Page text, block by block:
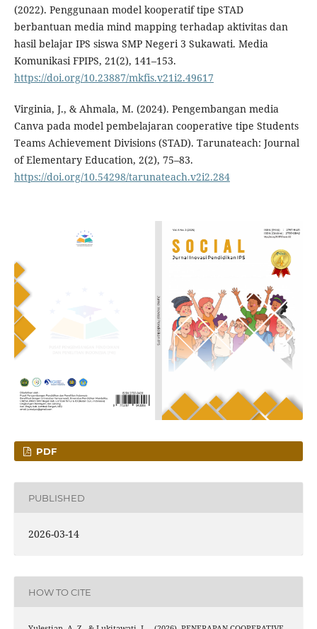
(2022). Penggunaan model kooperatif tipe STAD
berbantuan media mind mapping terhadap aktivitas dan
hasil belajar IPS siswa SMP Negeri 3 Sukawati. Media
Komunikasi FPIPS, 21(2), 141–153.
https://doi.org/10.23887/mkfis.v21i2.49617
Virginia, J., & Ahmala, M. (2024). Pengembangan media
Canva pada model pembelajaran cooperative tipe Students
Teams Achievement Divisions (STAD). Tarunateach: Journal
of Elementary Education, 2(2), 75–83.
https://doi.org/10.54298/tarunateach.v2i2.284
PDF
PUBLISHED
2026-03-14
HOW TO CITE